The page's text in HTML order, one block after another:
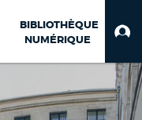
BIBLIOTHÈQUE
NUMÉRIQUE